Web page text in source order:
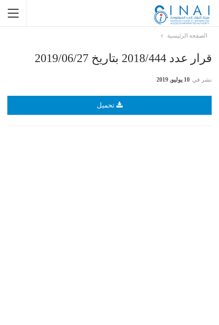
الصفحة الرئيسية
قرار عدد 2018/444 بتاريخ 2019/06/27
نشر في 10 يوليو, 2019
تحميل